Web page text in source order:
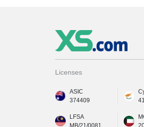
Licenses
ASIC
374409
LFSA
MB/21/0081